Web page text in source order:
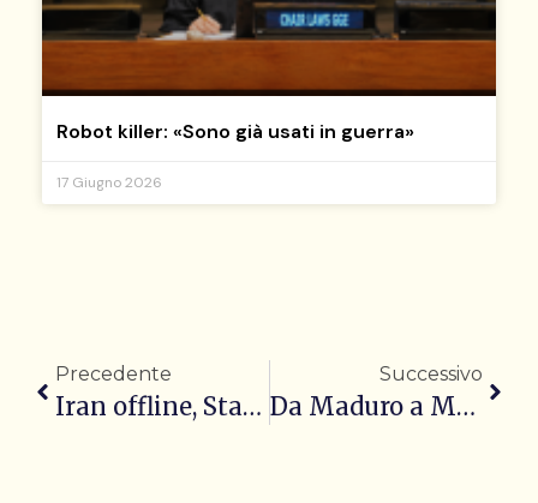
Robot killer: «Sono già usati in guerra»
17 Giugno 2026
Precedente
Iran offline, Starlink prova ad aggirare il blackout di Internet
Successivo
Da Maduro a Mangione: l’estetica dei criminali su Vinted